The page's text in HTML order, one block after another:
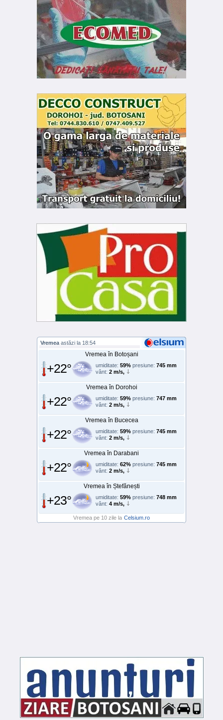
Vremea astăzi la 18:54
Vremea în Botoșani
+22° umiditate: 59% presiune: 745 mm
vânt: 2 m/s,
Vremea în Dorohoi
+22° umiditate: 59% presiune: 747 mm
vânt: 2 m/s,
Vremea în Bucecea
+22° umiditate: 59% presiune: 745 mm
vânt: 2 m/s,
Vremea în Darabani
+22° umiditate: 62% presiune: 745 mm
vânt: 2 m/s,
Vremea în Ștefănești
+23° umiditate: 59% presiune: 748 mm
vânt: 4 m/s,
Vremea pe 10 zile la Celsium.ro